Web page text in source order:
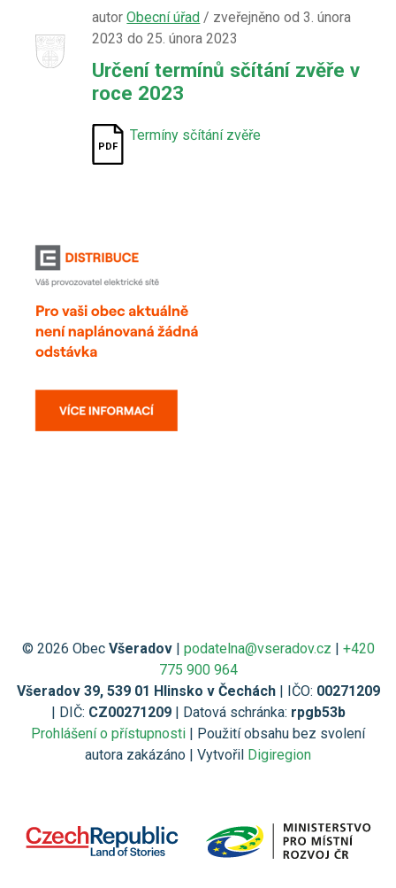
autorObecní úřad / zveřejněno od 3. února
2023 do 25. února 2023
Určení termínů sčítání zvěře v
roce 2023
Termíny sčítání zvěře
© 2026 Obec Všeradov| podatelna@vseradov.cz | +420
775 900 964
Všeradov 39, 539 01 Hlinsko v Čechách| IČO: 00271209
| DIČ: CZ00271209| Datová schránka: rpgb53b
Prohlášení o přístupnosti | Použití obsahu bez svolení
autora zakázáno | Vytvořil Digiregion